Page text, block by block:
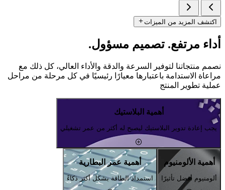
اكتشف المزيد من الميزات
أداء مرتفع. تصميم مسؤول.
نصمم منتجاتنا لتوفير السرعة والدقة والأداء العالي، كل ذلك مع
مراعاة الاستدامة باعتبارها معيارًا رئيسيًا في كل مرحلة من مراحل
عملية تطوير المنتج
أهمية البلاستيك
يجب إعادة تدوير البلاستيك ليصبح له أكثر من عمر تشغيلي
أهمية الألومنيوم
ألومنيوم أفضل تأثيرًا
أهمية عمر البطارية
استمداد الطاقة بشكل أكثر ذكاءً